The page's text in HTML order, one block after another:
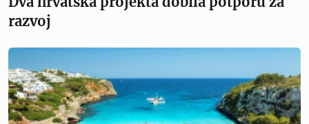
razvoj